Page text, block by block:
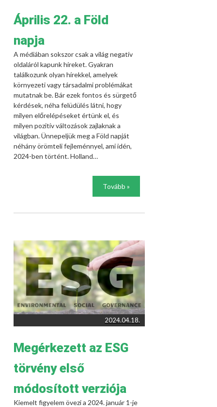
Április 22. a Föld
napja
A médiában sokszor csak a világ negatív
oldaláról kapunk híreket. Gyakran
találkozunk olyan hírekkel, amelyek
környezeti vagy társadalmi problémákat
mutatnak be. Bár ezek fontos és sürgető
kérdések, néha felüdülés látni, hogy
milyen előrelépéseket értünk el, és
milyen pozitív változások zajlaknak a
világban. Ünnepeljük meg a Föld napját
néhány örömteli fejleménnyel, ami idén,
2024-ben történt. Holland…
Tovább »
2024.04.18.
Megérkezett az ESG
törvény első
módosított verziója
Kiemelt figyelem övezi a 2024. január 1-je